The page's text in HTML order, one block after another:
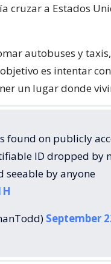
cruzar a Estados
autobuses y
es intentar
un lugar donde
found on publicly
ID dropped by
seeable by anyone
September